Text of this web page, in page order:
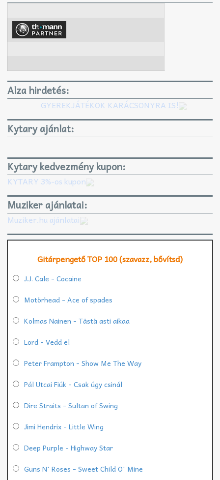
Alza hirdetés:
GYEREKJÁTÉKOK KARÁCSONYRA IS!
Kytary ajánlat:
Kytary kedvezmény kupon:
KYTARY 3%-os kupon
Muziker ajánlatai:
Muziker.hu ajánlatai
Gitárpengető TOP 100 (szavazz, bővítsd)
J.J. Cale - Cocaine
Motörhead - Ace of spades
Kolmas Nainen - Tästä asti aikaa
Lord - Vedd el
Peter Frampton - Show Me The Way
Pál Utcai Fiúk - Csak úgy csinál
Dire Straits - Sultan of Swing
Jimi Hendrix - Little Wing
Deep Purple - Highway Star
Guns N' Roses - Sweet Child O' Mine